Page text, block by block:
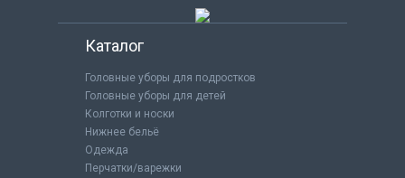
Каталог
Головные уборы для подростков
Головные уборы для детей
Колготки и носки
Нижнее бельё
Одежда
Перчатки/варежки